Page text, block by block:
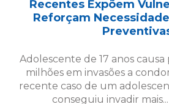
conseguiu invadir mais...